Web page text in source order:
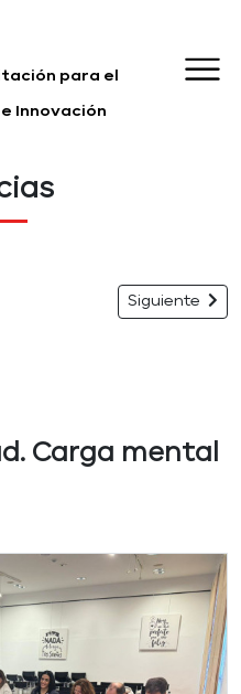
para el
Innovación
Siguiente
Carga mental